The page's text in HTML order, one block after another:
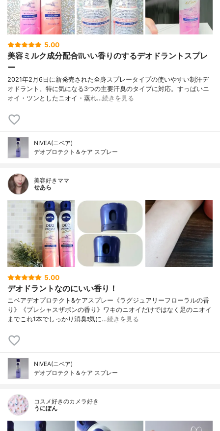
5.00
美容ミルク成分配合❕❕いい香りのするデオドラントスプレ
ー
2021年2月6日に新発売された全身スプレータイプの使いやすい制汗デ
オドラント。特に気になる3つの主要汗臭のタイプに対応。すっぱいニ
オイ・ツンとしたニオイ・蒸れ…続きを見る
NIVEA(ニベア)
デオプロテクト＆ケア スプレー
美容好きママ
せあら
5.00
デオドラントなのにいい香り！
ニベアデオプロテクト&ケアスプレー《ラグジュアリーフローラルの香
り》《プレシャスザボンの香り》ワキのニオイだけではなく足のニオイ
までこれ1本でしっかり消臭❗気に…続きを見る
NIVEA(ニベア)
デオプロテクト＆ケア スプレー
コスメ好きのカメラ好き
うにぽん